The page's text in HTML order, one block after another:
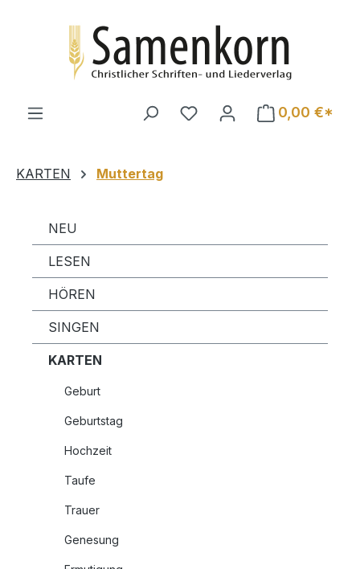
0,00 €*
KARTEN Muttertag
NEU
LESEN
HÖREN
SINGEN
KARTEN
Geburt
Geburtstag
Hochzeit
Taufe
Trauer
Genesung